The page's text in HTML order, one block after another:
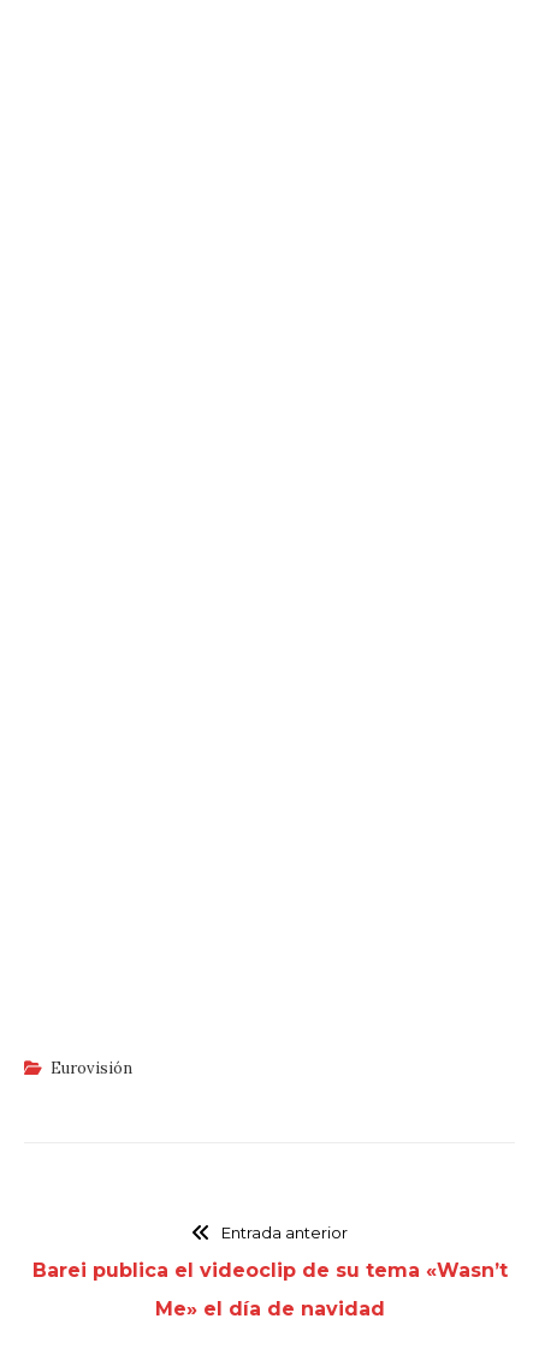
Eurovisión
Entrada anterior
Barei publica el videoclip de su tema «Wasn’t
Me» el día de navidad